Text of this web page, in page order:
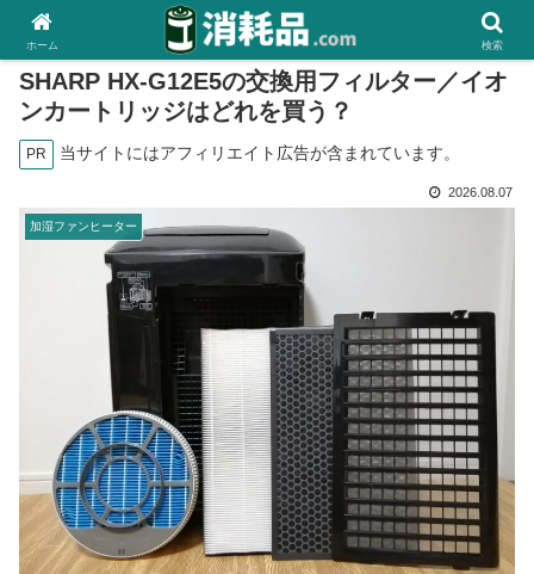
SHARP HX-G12E5の交換用フィルター／イオ
ンカートリッジはどれを買う？
PR 当サイトにはアフィリエイト広告が含まれています。
2026.08.07
加湿ファンヒーター
ホーム 検索